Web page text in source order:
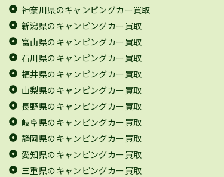
神奈川県のキャンピングカー買取
新潟県のキャンピングカー買取
富山県のキャンピングカー買取
石川県のキャンピングカー買取
福井県のキャンピングカー買取
山梨県のキャンピングカー買取
長野県のキャンピングカー買取
岐阜県のキャンピングカー買取
静岡県のキャンピングカー買取
愛知県のキャンピングカー買取
三重県のキャンピングカー買取